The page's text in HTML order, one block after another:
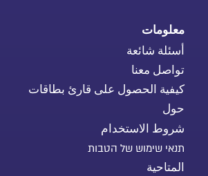
معلومات
أسئلة شائعة
تواصل معنا
كيفية الحصول على قارئ بطاقات
حول
شروط الاستخدام
תנאי שימוש של הטבות
المتاحية